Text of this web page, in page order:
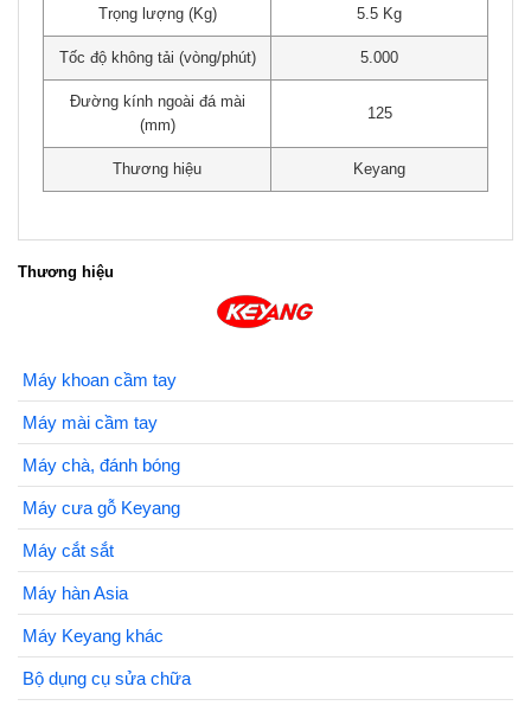
Trọng lượng (Kg) 5.5 Kg
Tốc độ không tải (vòng/phút) 5.000
Đường kính ngoài đá mài
(mm)
125
Thương hiệu Keyang
Thương hiệu
Máy khoan cầm tay
Máy mài cầm tay
Máy chà, đánh bóng
Máy cưa gỗ Keyang
Máy cắt sắt
Máy hàn Asia
Máy Keyang khác
Bộ dụng cụ sửa chữa